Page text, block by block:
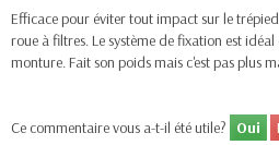
Efficace pour éviter tout impact sur le
roue à filtres. Le système de fixation est
monture. Fait son poids mais c'est pas plus
Ce commentaire vous a-t-il été utile? Oui